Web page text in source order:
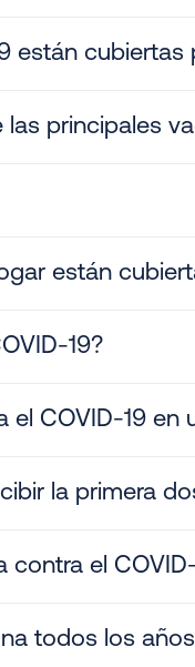
están cubiertas
principales
están
19?
COVID-19
la primera
el
todos los